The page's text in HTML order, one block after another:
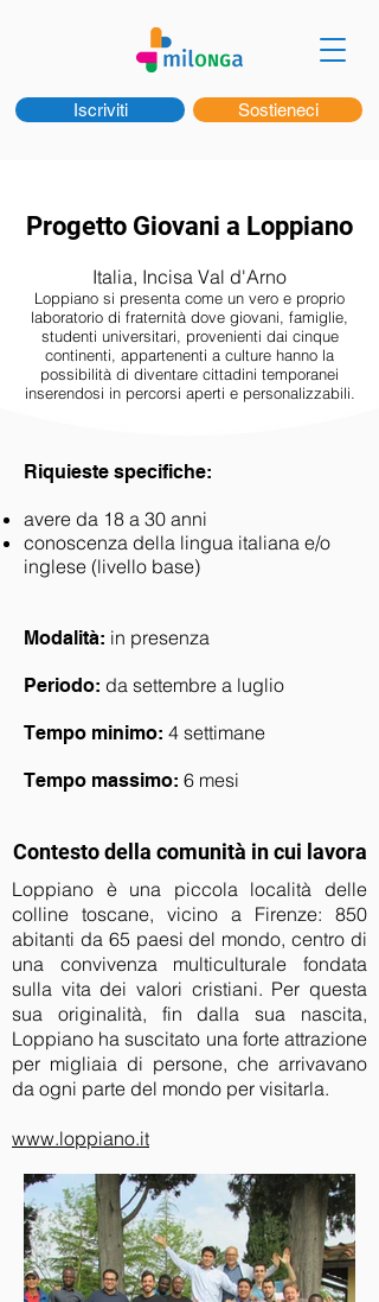
Iscriviti Sostieneci
Progetto Giovani a Loppiano
Italia, Incisa Val d'Arno
Loppiano si presenta come un vero e proprio
laboratorio di fraternità dove giovani, famiglie,
studenti universitari, provenienti dai cinque
continenti, appartenenti a culture hanno la
possibilità di diventare cittadini temporanei
inserendosi in percorsi aperti e personalizzabili.
Riquieste specifiche:
avere da 18 a 30 anni
conoscenza della lingua italiana e/o
inglese (livello base)
Modalità: in presenza
Periodo: da settembre a luglio
Tempo minimo: 4 settimane
Tempo massimo: 6 mesi
Contesto della comunità in cui lavora
Loppiano è una piccola località delle
colline toscane, vicino a Firenze: 850
abitanti da 65 paesi del mondo, centro di
una convivenza multiculturale fondata
sulla vita dei valori cristiani. Per questa
sua originalità, fin dalla sua nascita,
Loppiano ha suscitato una forte attrazione
per migliaia di persone, che arrivavano
da ogni parte del mondo per visitarla.
www.loppiano.it